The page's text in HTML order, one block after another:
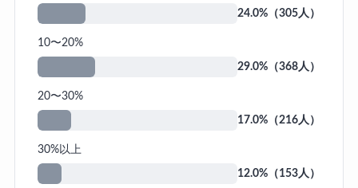
24.0%（305人）
10〜20%
29.0%（368人）
20〜30%
17.0%（216人）
30%以上
12.0%（153人）